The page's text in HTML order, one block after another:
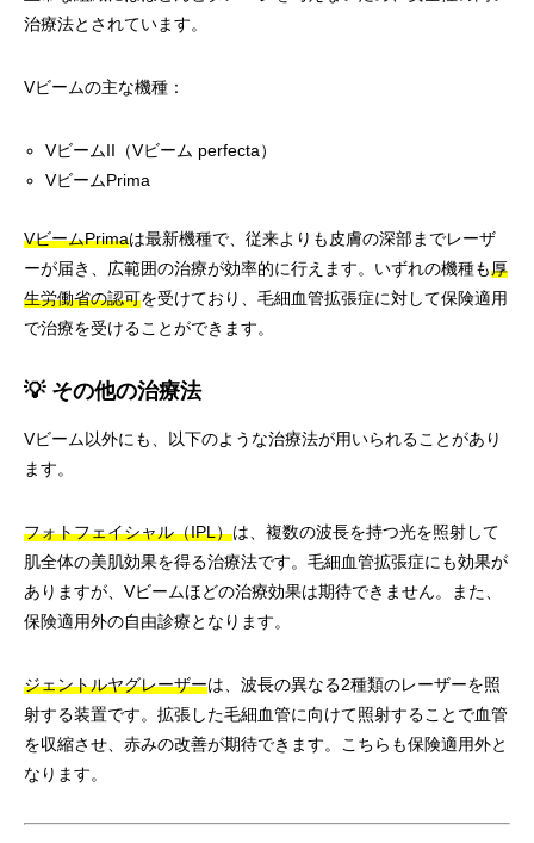
治療法とされています。
Vビームの主な機種：
VビームII（Vビーム perfecta）
VビームPrima
VビームPrimaは最新機種で、従来よりも皮膚の深部までレーザ
ーが届き、広範囲の治療が効率的に行えます。いずれの機種も厚
生労働省の認可を受けており、毛細血管拡張症に対して保険適用
で治療を受けることができます。
💡 その他の治療法
Vビーム以外にも、以下のような治療法が用いられることがあり
ます。
フォトフェイシャル（IPL）は、複数の波長を持つ光を照射して
肌全体の美肌効果を得る治療法です。毛細血管拡張症にも効果が
ありますが、Vビームほどの治療効果は期待できません。また、
保険適用外の自由診療となります。
ジェントルヤグレーザーは、波長の異なる2種類のレーザーを照
射する装置です。拡張した毛細血管に向けて照射することで血管
を収縮させ、赤みの改善が期待できます。こちらも保険適用外と
なります。